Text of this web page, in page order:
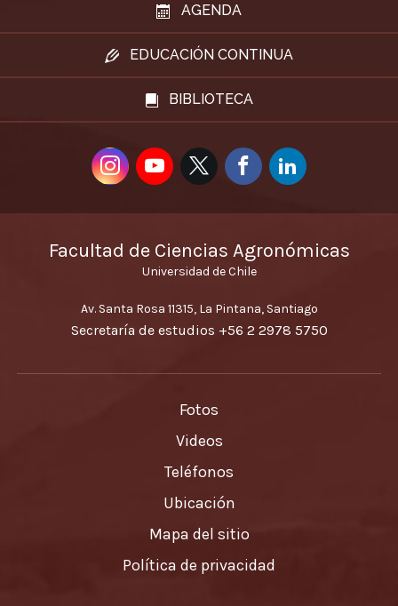
AGENDA
EDUCACIÓN CONTINUA
BIBLIOTECA
Facultad de Ciencias Agronómicas
Universidad de Chile
Av. Santa Rosa 11315, La Pintana, Santiago
Secretaría de estudios +56 2 2978 5750
Fotos
Videos
Teléfonos
Ubicación
Mapa del sitio
Política de privacidad